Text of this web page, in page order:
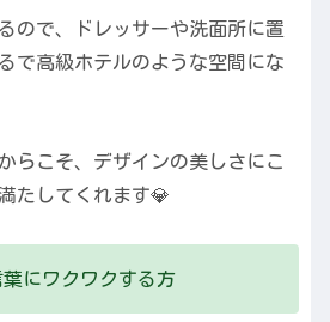
ので、ドレッサーや洗面所に置
で高級ホテルのような空間にな
らこそ、デザインの美しさにこ
たしてくれます💎
にワクワクする方